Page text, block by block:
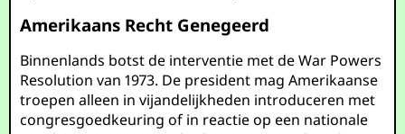
Amerikaans Recht Genegeerd
Binnenlands botst de interventie met de War Powers
Resolution van 1973. De president mag Amerikaanse
troepen alleen in vijandelijkheden introduceren met
congresgoedkeuring of in reactie op een nationale